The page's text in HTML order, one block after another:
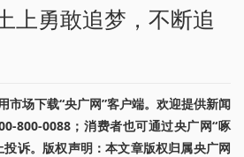
上勇敢追梦，不断追
市场下载“央广网”客户端。欢迎提供新闻
800-0088；消费者也可通过央广网“啄
诉。版权声明：本文章版权归属央广网